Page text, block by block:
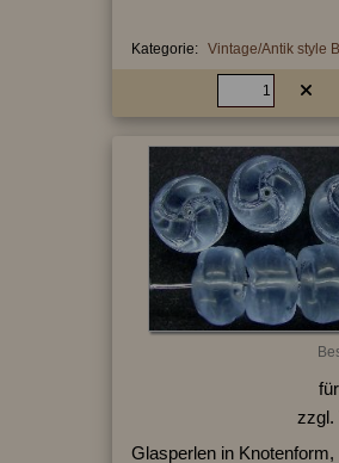
Kategorie: Vintage/Antik style
für
zzgl.
Glasperlen in Knotenform,